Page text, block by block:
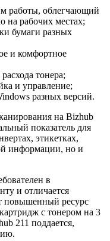
работы, облегчающий
на рабочих местах;
бумаги разных
и комфортное
тонера;
и управление;
разных версий.
на Bizhub
показатель для
этикетках,
информации, но и
в
и отличается
повышенный ресурс
с тонером на 3
211 поддается,